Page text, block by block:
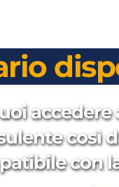
accedere
così
con